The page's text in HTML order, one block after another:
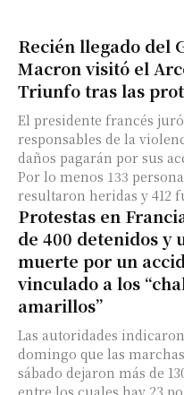
Recién llegado del
Macron visitó el
Triunfo tras las
El presidente francés
responsables de la
daños pagarán por sus
Por lo menos 133
resultaron heridas y 412
Protestas en
de 400 detenidos y
muerte por un
vinculado a los
amarillos”
Las autoridades
domingo que las
sábado dejaron más de
entre los cuales hay 23